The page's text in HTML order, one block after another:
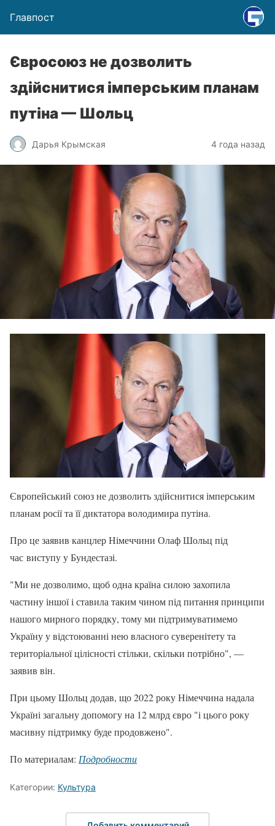
Главпост
Євросоюз не дозволить
здійснитися імперським планам
путіна — Шольц
Дарья Крымская 4 года назад
Європейський союз не дозволить здійснитися імперським
планам росії та її диктатора володимира путіна.
Про це заявив канцлер Німеччини Олаф Шольц під
час виступу у Бундестазі.
"Ми не дозволимо, щоб одна країна силою захопила
частину іншої і ставила таким чином під питання принципи
нашого мирного порядку, тому ми підтримуватимемо
Україну у відстоюванні нею власного суверенітету та
територіальної цілісності стільки, скільки потрібно", —
заявив він.
При цьому Шольц додав, що 2022 року Німеччина надала
Україні загальну допомогу на 12 млрд євро "і цього року
масивну підтримку буде продовжено".
По материалам: Подробности
Категории: Культура